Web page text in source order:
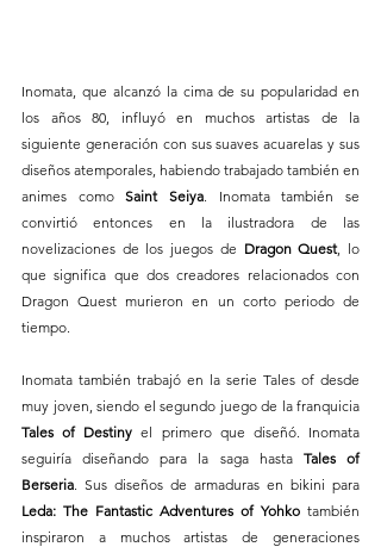
Inomata, que alcanzó la cima de su popularidad en
los años 80, influyó en muchos artistas de la
siguiente generación con sus suaves acuarelas y sus
diseños atemporales, habiendo trabajado también en
animes como Saint Seiya. Inomata también se
convirtió entonces en la ilustradora de las
novelizaciones de los juegos de Dragon Quest, lo
que significa que dos creadores relacionados con
Dragon Quest murieron en un corto periodo de
tiempo.
Inomata también trabajó en la serie Tales of desde
Tales of Destiny el primero que diseñó. Inomata
seguiría diseñando para la saga hasta Tales of
Berseria. Sus diseños de armaduras en bikini para
Leda: The Fantastic Adventures of Yohko también
inspiraron a muchos artistas de generaciones